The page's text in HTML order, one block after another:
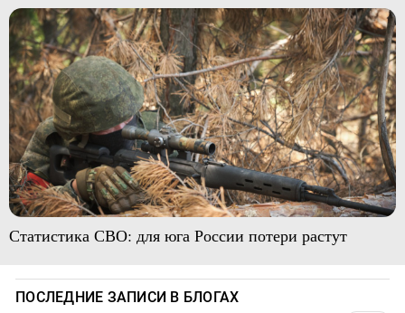
Статистика СВО: для юга России потери растут
ПОСЛЕДНИЕ ЗАПИСИ В БЛОГАХ